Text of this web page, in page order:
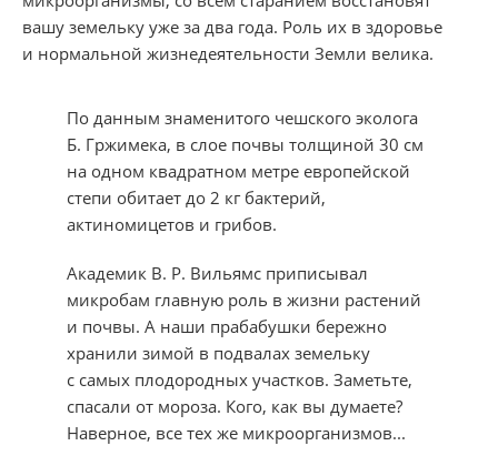
вашу земельку уже за два года. Роль их в здоровье
и нормальной жизнедеятельности Земли велика.
По данным знаменитого чешского эколога
Б. Гржимека, в слое почвы толщиной 30 см
на одном квадратном метре европейской
степи обитает до 2 кг бактерий,
актиномицетов и грибов.
Академик В. Р. Вильямс приписывал
микробам главную роль в жизни растений
и почвы. А наши прабабушки бережно
хранили зимой в подвалах земельку
с самых плодородных участков. Заметьте,
спасали от мороза. Кого, как вы думаете?
Наверное, все тех же микроорганизмов...